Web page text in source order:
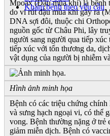
Khám bệnh theo yêu cầu
Mpoax (Đậu mùa khỉ) là bệnh
do vi rút đậu mùa khỉ gây ra
DNA sợi đôi, thuộc chi
nguồn gốc từ Châu Phi, lây
người sang người qua tiếp
tiếp xúc với tổn thương da,
vật dụng của người bị nhiễm
Hình ảnh minh họa
Bệnh có các triệu chứng
và sưng hạch ngoại vi, có thể
vong. Bệnh thường nặng ở trẻ
giảm miễn dịch. Bệnh có